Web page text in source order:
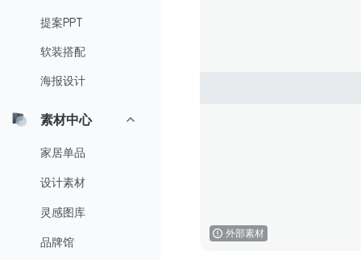
提案PPT
软装搭配
海报设计
素材中心
家居单品
设计素材
灵感图库
品牌馆
外部素材